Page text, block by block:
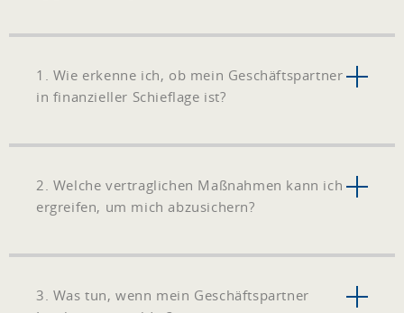
1. Wie erkenne ich, ob mein Geschäftspartner
in finanzieller Schieflage ist?
2. Welche vertraglichen Maßnahmen kann ich
ergreifen, um mich abzusichern?
3. Was tun, wenn mein Geschäftspartner